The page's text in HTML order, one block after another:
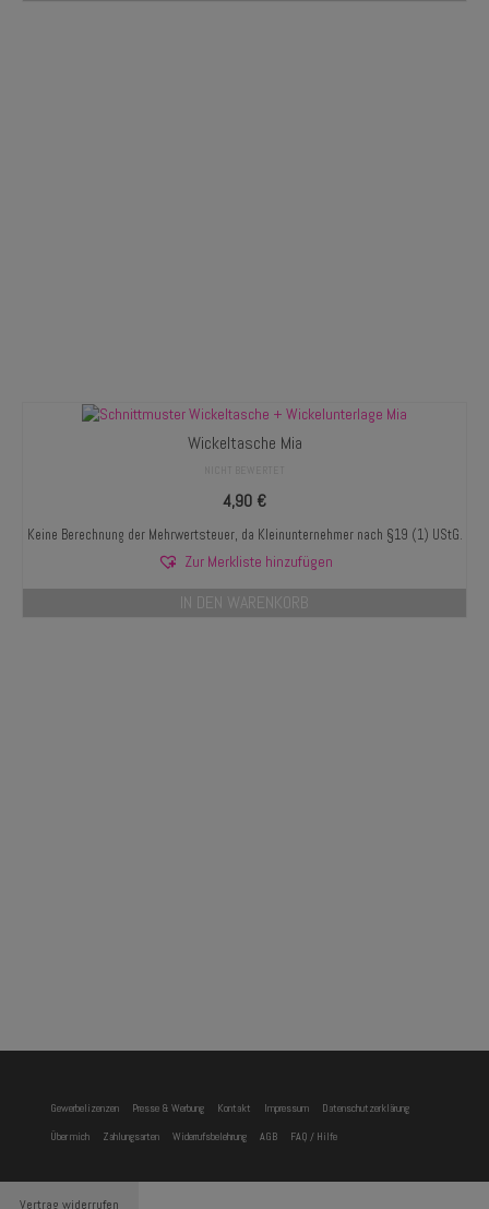
Wickeltasche Mia
4,90 €
Keine Berechnung der Mehrwertsteuer, da Kleinunternehmer nach §19 (1) UStG.
Zur Merkliste hinzufügen
IN DEN WARENKORB
Gewerbelizenzen Presse & Werbung Kontakt Impressum
Datenschutzerklärung
Über mich
Zahlungsarten Widerrufsbelehrung AGB FAQ / Hilfe
Vertrag widerrufen